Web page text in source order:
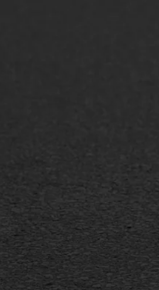
Markering verlagen
WIJ WERKEN VOOR
GWW aannemers
Overheid